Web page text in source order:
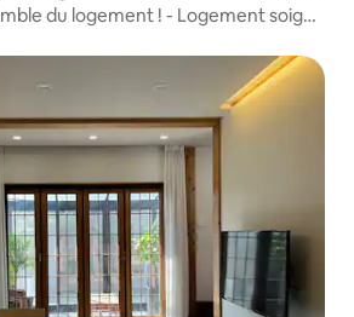
du logement ! - Logement soigné